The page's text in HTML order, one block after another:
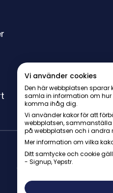
© Yepstr AB・Org. 556997-
Vi använder cookies
Den här webbplatsen
samla in information om
komma ihåg dig.
Vi använder kakor för att
webbplatsen,
på webbplatsen och i andra
Mer information om vilka
Ditt samtycke och cookie
- Signup, Yepstr.